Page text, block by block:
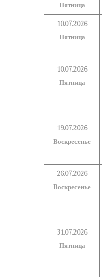
Пятница
10.07.2026
Пятница
10.07.2026
Пятница
19.07.2026
Воскресенье
26.07.2026
Воскресенье
31.07.2026
Пятница